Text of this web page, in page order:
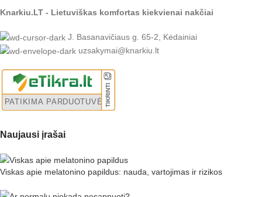
Knarkiu.LT - Lietuviškas komfortas kiekvienai nakčiai
J. Basanavičiaus g. 65-2, Kėdainiai
uzsakymai@knarkiu.lt
Naujausi įrašai
Viskas apie melatonino papildus: nauda, vartojimas ir rizikos